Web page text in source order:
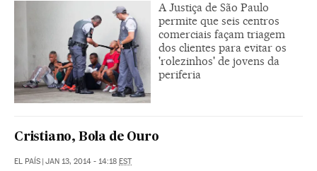
A Justiça de São Paulo
permite que seis centros
comerciais façam triagem
dos clientes para evitar os
'rolezinhos' de jovens da
periferia
Cristiano, Bola de Ouro
EL PAÍS | JAN 13, 2014 - 14:18 EST